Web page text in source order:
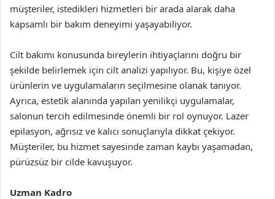
müşteriler, istedikleri hizmetleri bir arada alarak daha
kapsamlı bir bakım deneyimi yaşayabiliyor.
Cilt bakımı konusunda bireylerin ihtiyaçlarını doğru bir
şekilde belirlemek için cilt analizi yapılıyor. Bu, kişiye özel
ürünlerin ve uygulamaların seçilmesine olanak tanıyor.
Ayrıca, estetik alanında yapılan yenilikçi uygulamalar,
salonun tercih edilmesinde önemli bir rol oynuyor. Lazer
epilasyon, ağrısız ve kalıcı sonuçlarıyla dikkat çekiyor.
Müşteriler, bu hizmet sayesinde zaman kaybı yaşamadan,
pürüzsüz bir cilde kavuşuyor.
Uzman Kadro